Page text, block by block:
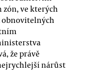
zón, ve kterých
obnovitelných
že právě
nárůst